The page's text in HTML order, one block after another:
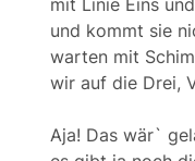
und kommt sie
warten mit
wir auf die Drei,
Aja! Das wär`